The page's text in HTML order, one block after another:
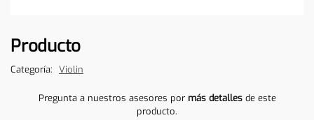
Producto
Categoría: Violin
Pregunta a nuestros asesores por más detallesde este
producto.